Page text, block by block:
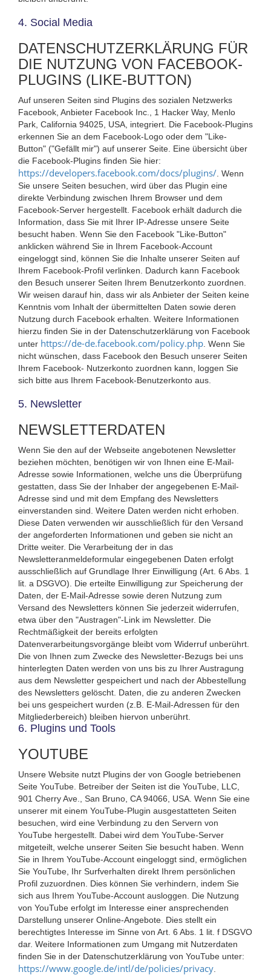
4. Social Media
DATENSCHUTZERKLÄRUNG FÜR
DIE NUTZUNG VON FACEBOOK-
PLUGINS (LIKE-BUTTON)
Auf unseren Seiten sind Plugins des sozialen Netzwerks
Facebook, Anbieter Facebook Inc., 1 Hacker Way, Menlo
Park, California 94025, USA, integriert. Die Facebook-Plugins
erkennen Sie an dem Facebook-Logo oder dem "Like-
Button" ("Gefällt mir") auf unserer Seite. Eine übersicht über
die Facebook-Plugins finden Sie hier:
https://developers.facebook.com/docs/plugins/ . Wenn
Sie unsere Seiten besuchen, wird über das Plugin eine
direkte Verbindung zwischen Ihrem Browser und dem
Facebook-Server hergestellt. Facebook erhält dadurch die
Information, dass Sie mit Ihrer IP-Adresse unsere Seite
besucht haben. Wenn Sie den Facebook "Like-Button"
anklicken während Sie in Ihrem Facebook-Account
eingeloggt sind, können Sie die Inhalte unserer Seiten auf
Ihrem Facebook-Profil verlinken. Dadurch kann Facebook
den Besuch unserer Seiten Ihrem Benutzerkonto zuordnen.
Wir weisen darauf hin, dass wir als Anbieter der Seiten keine
Kenntnis vom Inhalt der übermittelten Daten sowie deren
Nutzung durch Facebook erhalten. Weitere Informationen
hierzu finden Sie in der Datenschutzerklärung von Facebook
unter https://de-de.facebook.com/policy.php . Wenn Sie
nicht wünschen, dass Facebook den Besuch unserer Seiten
Ihrem Facebook- Nutzerkonto zuordnen kann, loggen Sie
sich bitte aus Ihrem Facebook-Benutzerkonto aus.
5. Newsletter
NEWSLETTERDATEN
Wenn Sie den auf der Webseite angebotenen Newsletter
beziehen möchten, benötigen wir von Ihnen eine E-Mail-
Adresse sowie Informationen, welche uns die Überprüfung
gestatten, dass Sie der Inhaber der angegebenen E-Mail-
Adresse sind und mit dem Empfang des Newsletters
einverstanden sind. Weitere Daten werden nicht erhoben.
Diese Daten verwenden wir ausschließlich für den Versand
der angeforderten Informationen und geben sie nicht an
Dritte weiter. Die Verarbeitung der in das
Newsletteranmeldeformular eingegebenen Daten erfolgt
ausschließlich auf Grundlage Ihrer Einwilligung (Art. 6 Abs. 1
lit. a DSGVO). Die erteilte Einwilligung zur Speicherung der
Daten, der E-Mail-Adresse sowie deren Nutzung zum
Versand des Newsletters können Sie jederzeit widerrufen,
etwa über den "Austragen"-Link im Newsletter. Die
Rechtmäßigkeit der bereits erfolgten
Datenverarbeitungsvorgänge bleibt vom Widerruf unberührt.
Die von Ihnen zum Zwecke des Newsletter-Bezugs bei uns
hinterlegten Daten werden von uns bis zu Ihrer Austragung
aus dem Newsletter gespeichert und nach der Abbestellung
des Newsletters gelöscht. Daten, die zu anderen Zwecken
bei uns gespeichert wurden (z.B. E-Mail-Adressen für den
Mitgliederbereich) bleiben hiervon unberührt.
6. Plugins und Tools
YOUTUBE
Unsere Website nutzt Plugins der von Google betriebenen
Seite YouTube. Betreiber der Seiten ist die YouTube, LLC,
901 Cherry Ave., San Bruno, CA 94066, USA. Wenn Sie eine
unserer mit einem YouTube-Plugin ausgestatteten Seiten
besuchen, wird eine Verbindung zu den Servern von
YouTube hergestellt. Dabei wird dem YouTube-Server
mitgeteilt, welche unserer Seiten Sie besucht haben. Wenn
Sie in Ihrem YouTube-Account eingeloggt sind, ermöglichen
Sie YouTube, Ihr Surfverhalten direkt Ihrem persönlichen
Profil zuzuordnen. Dies können Sie verhindern, indem Sie
sich aus Ihrem YouTube-Account ausloggen. Die Nutzung
von YouTube erfolgt im Interesse einer ansprechenden
Darstellung unserer Online-Angebote. Dies stellt ein
berechtigtes Interesse im Sinne von Art. 6 Abs. 1 lit. f DSGVO
dar. Weitere Informationen zum Umgang mit Nutzerdaten
finden Sie in der Datenschutzerklärung von YouTube unter:
https://www.google.de/intl/de/policies/privacy